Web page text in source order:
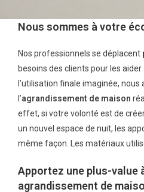
Nous sommes à votre
Nos professionnels se déplacent
besoins des clients pour les
l’utilisation finale imaginée,
l’agrandissement de maison
effet, si votre volonté est de créer
un nouvel espace de nuit, les
même façon. Les matériaux
Apportez une plus-value
agrandissement de